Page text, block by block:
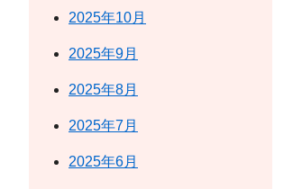
2025年10月
2025年9月
2025年8月
2025年7月
2025年6月